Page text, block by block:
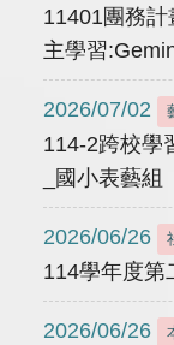
11401團務
主學習
2026/07/02
114-2跨校學
_國小表藝組
2026/06/26
114學年度
2026/06/26